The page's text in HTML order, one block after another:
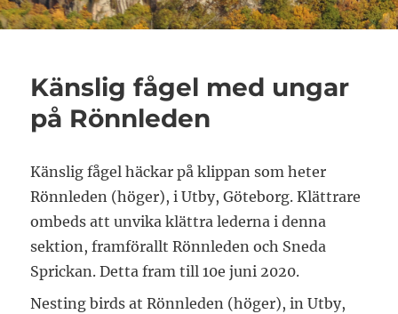
Känslig fågel med ungar
på Rönnleden
Känslig fågel häckar på klippan som heter
Rönnleden (höger), i Utby, Göteborg. Klättrare
ombeds att unvika klättra lederna i denna
sektion, framförallt Rönnleden och Sneda
Sprickan. Detta fram till 10e juni 2020.
Nesting birds at Rönnleden (höger), in Utby,